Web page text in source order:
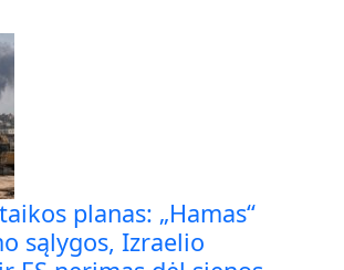
planas: „Hamas“
sąlygos, Izraelio